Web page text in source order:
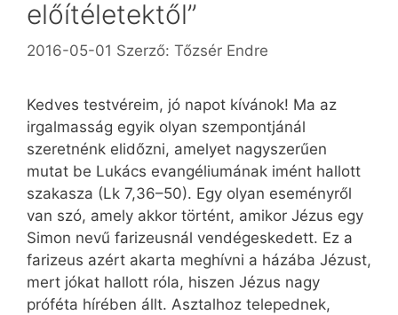
előítéletektől”
2016-05-01 Szerző: Tőzsér Endre
Kedves testvéreim, jó napot kívánok! Ma az
irgalmasság egyik olyan szempontjánál
szeretnénk elidőzni, amelyet nagyszerűen
mutat be Lu­kács evangéliumának imént hallott
szakasza (Lk 7,36–50). Egy olyan eseményről
van szó, amely akkor történt, amikor Jézus egy
Simon nevű farizeusnál vendégeskedett. Ez a
farizeus azért akarta meghívni a házába Jézust,
mert jókat hallott róla, hiszen Jézus nagy
próféta hírében állt. Asztalhoz telepednek,